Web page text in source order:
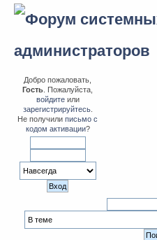
Добро пожаловать,
Гость . Пожалуйста,
войдитеили
зарегистрируйтесь.
Не получилиписьмо с
кодом активации?